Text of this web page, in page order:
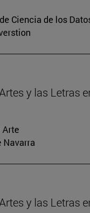
Ciencia de los
y las Letras
Arte
Navarra
y las Letras